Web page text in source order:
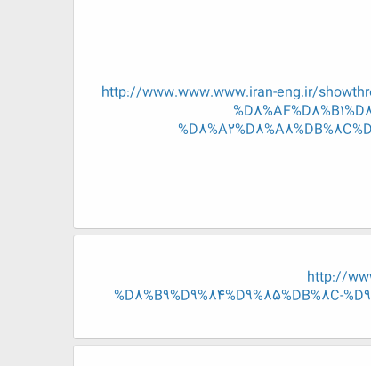
http://www.www.www.iran-eng.ir/
http://
%D8%B9%D9%84%D9%85%DB%8C-